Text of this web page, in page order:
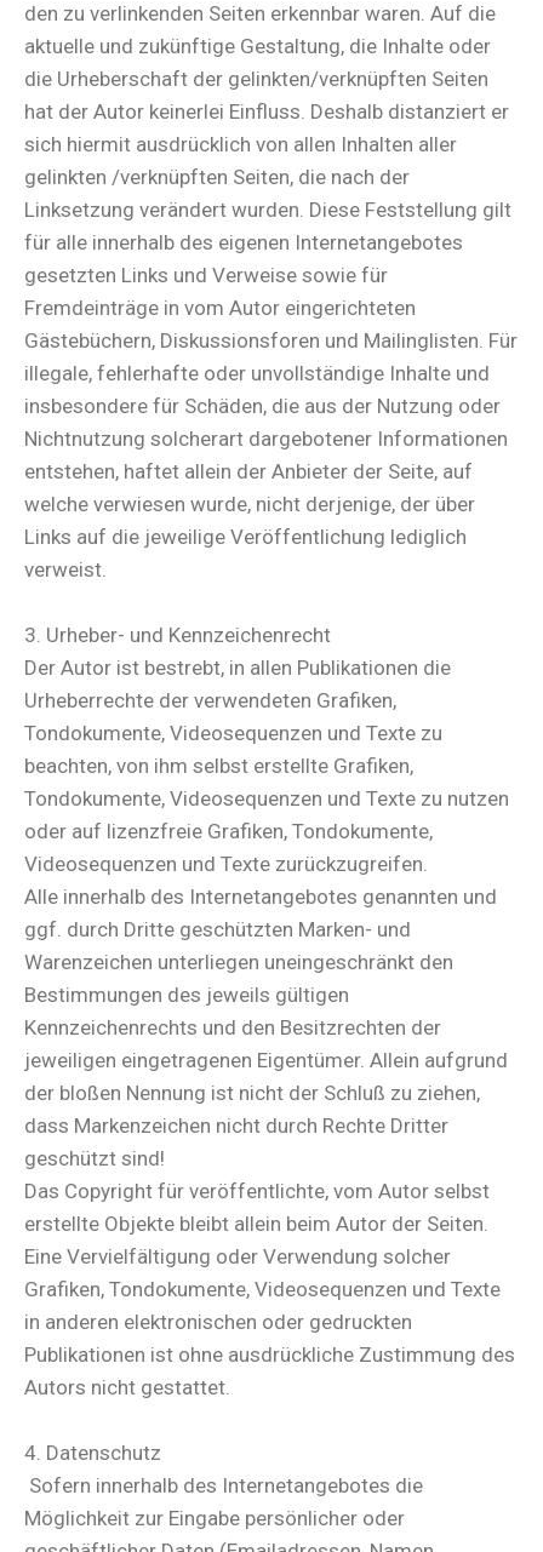
den zu verlinkenden Seiten erkennbar waren. Auf die
aktuelle und zukünftige Gestaltung, die Inhalte oder
die Urheberschaft der gelinkten/verknüpften Seiten
hat der Autor keinerlei Einfluss. Deshalb distanziert er
sich hiermit ausdrücklich von allen Inhalten aller
gelinkten /verknüpften Seiten, die nach der
Linksetzung verändert wurden. Diese Feststellung gilt
für alle innerhalb des eigenen Internetangebotes
gesetzten Links und Verweise sowie für
Fremdeinträge in vom Autor eingerichteten
Gästebüchern, Diskussionsforen und Mailinglisten. Für
illegale, fehlerhafte oder unvollständige Inhalte und
insbesondere für Schäden, die aus der Nutzung oder
Nichtnutzung solcherart dargebotener Informationen
entstehen, haftet allein der Anbieter der Seite, auf
welche verwiesen wurde, nicht derjenige, der über
Links auf die jeweilige Veröffentlichung lediglich
verweist.
3. Urheber- und Kennzeichenrecht
Der Autor ist bestrebt, in allen Publikationen die
Urheberrechte der verwendeten Grafiken,
Tondokumente, Videosequenzen und Texte zu
beachten, von ihm selbst erstellte Grafiken,
Tondokumente, Videosequenzen und Texte zu nutzen
oder auf lizenzfreie Grafiken, Tondokumente,
Videosequenzen und Texte zurückzugreifen.
Alle innerhalb des Internetangebotes genannten und
ggf. durch Dritte geschützten Marken- und
Warenzeichen unterliegen uneingeschränkt den
Bestimmungen des jeweils gültigen
Kennzeichenrechts und den Besitzrechten der
jeweiligen eingetragenen Eigentümer. Allein aufgrund
der bloßen Nennung ist nicht der Schluß zu ziehen,
dass Markenzeichen nicht durch Rechte Dritter
geschützt sind!
Das Copyright für veröffentlichte, vom Autor selbst
erstellte Objekte bleibt allein beim Autor der Seiten.
Eine Vervielfältigung oder Verwendung solcher
Grafiken, Tondokumente, Videosequenzen und Texte
in anderen elektronischen oder gedruckten
Publikationen ist ohne ausdrückliche Zustimmung des
Autors nicht gestattet.
4. Datenschutz
Sofern innerhalb des Internetangebotes die
Möglichkeit zur Eingabe persönlicher oder